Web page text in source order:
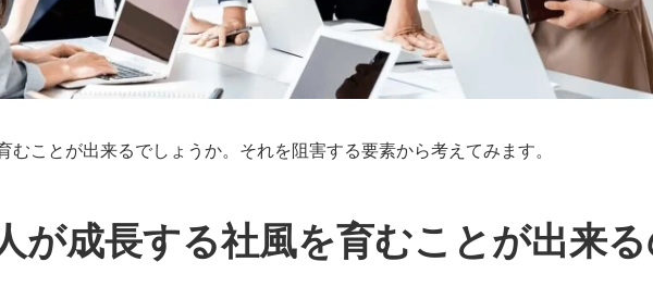
むことが出来るでしょうか。それを阻害する要素から考えてみます。
が成長する社風を育むことが出来